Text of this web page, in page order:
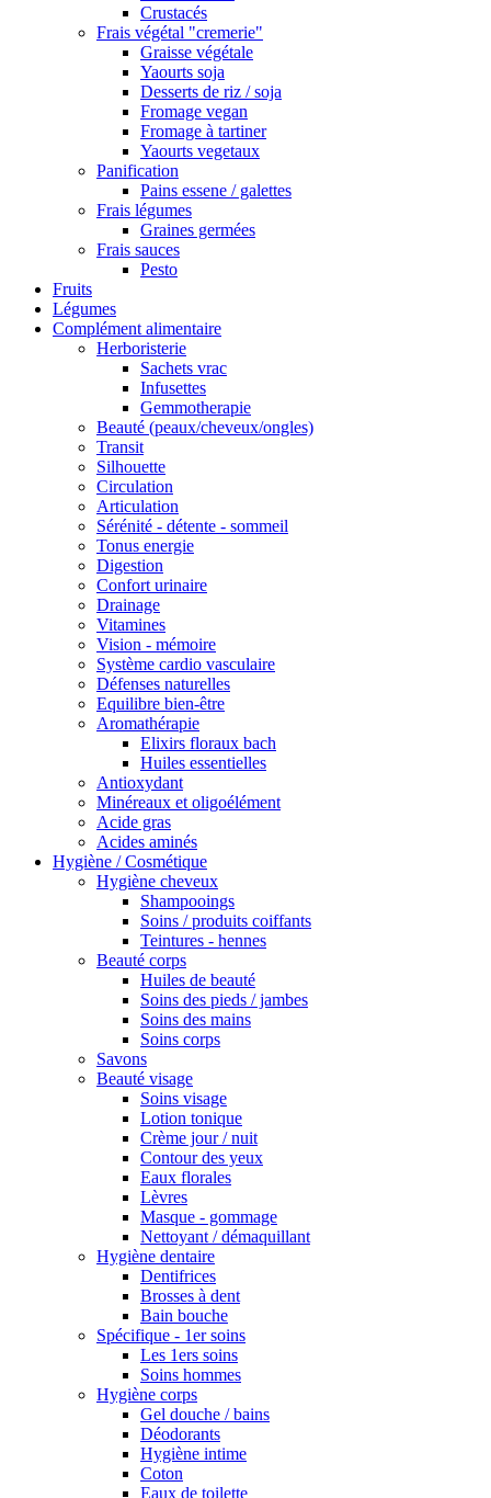
Crustacés
Frais végétal "cremerie"
Graisse végétale
Yaourts soja
Desserts de riz / soja
Fromage vegan
Fromage à tartiner
Yaourts vegetaux
Panification
Pains essene / galettes
Frais légumes
Graines germées
Frais sauces
Pesto
Fruits
Légumes
Complément alimentaire
Herboristerie
Sachets vrac
Infusettes
Gemmotherapie
Beauté (peaux/cheveux/ongles)
Transit
Silhouette
Circulation
Articulation
Sérénité - détente - sommeil
Tonus energie
Digestion
Confort urinaire
Drainage
Vitamines
Vision - mémoire
Système cardio vasculaire
Défenses naturelles
Equilibre bien-être
Aromathérapie
Elixirs floraux bach
Huiles essentielles
Antioxydant
Minéreaux et oligoélément
Acide gras
Acides aminés
Hygiène / Cosmétique
Hygiène cheveux
Shampooings
Soins / produits coiffants
Teintures - hennes
Beauté corps
Huiles de beauté
Soins des pieds / jambes
Soins des mains
Soins corps
Savons
Beauté visage
Soins visage
Lotion tonique
Crème jour / nuit
Contour des yeux
Eaux florales
Lèvres
Masque - gommage
Nettoyant / démaquillant
Hygiène dentaire
Dentifrices
Brosses à dent
Bain bouche
Spécifique - 1er soins
Les 1ers soins
Soins hommes
Hygiène corps
Gel douche / bains
Déodorants
Hygiène intime
Coton
Eaux de toilette